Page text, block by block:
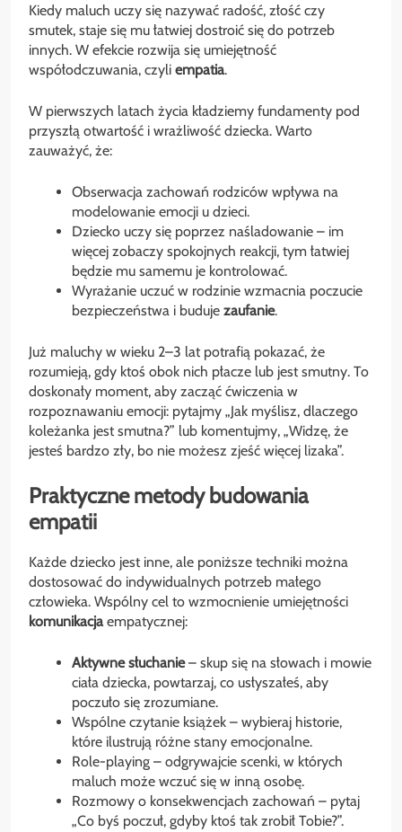
Kiedy maluch uczy się nazywać radość, złość czy
smutek, staje się mu łatwiej dostroić się do potrzeb
innych. W efekcie rozwija się umiejętność
współodczuwania, czyli empatia.
W pierwszych latach życia kładziemy fundamenty pod
przyszłą otwartość i wrażliwość dziecka. Warto
zauważyć, że:
Obserwacja zachowań rodziców wpływa na
modelowanie emocji u dzieci.
Dziecko uczy się poprzez naśladowanie – im
więcej zobaczy spokojnych reakcji, tym łatwiej
będzie mu samemu je kontrolować.
Wyrażanie uczuć w rodzinie wzmacnia poczucie
bezpieczeństwa i buduje zaufanie.
Już maluchy w wieku 2–3 lat potrafią pokazać, że
rozumieją, gdy ktoś obok nich płacze lub jest smutny. To
doskonały moment, aby zacząć ćwiczenia w
rozpoznawaniu emocji: pytajmy „Jak myślisz, dlaczego
koleżanka jest smutna?” lub komentujmy, „Widzę, że
jesteś bardzo zły, bo nie możesz zjeść więcej lizaka”.
Praktyczne metody budowania
empatii
Każde dziecko jest inne, ale poniższe techniki można
dostosować do indywidualnych potrzeb małego
człowieka. Wspólny cel to wzmocnienie umiejętności
komunikacjaempatycznej:
Aktywne słuchanie– skup się na słowach i mowie
ciała dziecka, powtarzaj, co usłyszałeś, aby
poczuło się zrozumiane.
Wspólne czytanie książek – wybieraj historie,
które ilustrują różne stany emocjonalne.
Role-playing – odgrywajcie scenki, w których
maluch może wczuć się w inną osobę.
Rozmowy o konsekwencjach zachowań – pytaj
„Co byś poczuł, gdyby ktoś tak zrobił Tobie?”.